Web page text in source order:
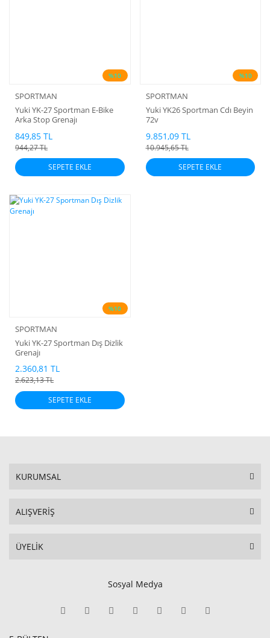
%10
SPORTMAN
Yuki YK-27 Sportman E-Bike
Arka Stop Grenajı
849,85 TL
944,27 TL
SEPETE EKLE
%10
SPORTMAN
Yuki YK26 Sportman Cdı Beyin
72v
9.851,09 TL
10.945,65 TL
SEPETE EKLE
%10
SPORTMAN
Yuki YK-27 Sportman Dış Dizlik
Grenajı
2.360,81 TL
2.623,13 TL
SEPETE EKLE
KURUMSAL
ALIŞVERİŞ
ÜYELİK
Sosyal Medya